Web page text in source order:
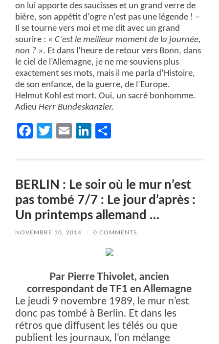
on lui apporte des saucisses et un grand verre de
bière, son appétit d’ogre n’est pas une légende ! –
Il se tourne vers moi et me dit avec un grand
sourire : «C’est le meilleur moment de la journée,
non ? ». Et dans l’heure de retour vers Bonn, dans
le ciel de l’Allemagne, je ne me souviens plus
exactement ses mots, mais il me parla d’Histoire,
de son enfance, de la guerre, de l’Europe.
Helmut Kohl est mort. Oui, un sacré bonhomme.
AdieuHerr Bundeskanzler.
Facebook
Twitter
EmailLinkedIn
BERLIN : Le soir où le mur n’est
pas tombé 7/7 : Le jour d’après :
Un printemps allemand …
NOVEMBRE 10, 2014 / 0 COMMENTS
Par Pierre Thivolet, ancien
correspondant de TF1 en Allemagne
Le jeudi 9 novembre 1989, le mur n’est
donc pas tombé à Berlin. Et dans les
rétros que diffusent les télés ou que
publient les journaux, l’on mélange